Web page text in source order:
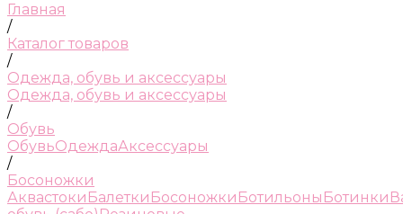
Главная
/
Каталог товаров
/
Одежда, обувь и аксессуары
Одежда, обувь и аксессуары
/
Обувь
ОбувьОдеждаАксессуары
/
Босоножки
Аквастоки Балетки Босоножки Ботильоны Ботинки